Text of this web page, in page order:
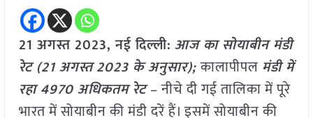
21 अगस्त 2023, नई दिल्ली: आज का सोयाबीन मंडी
रेट (21 अगस्त2023 के अनुसार);कालापीपल मंडी में
रहा 4970 अधिकतम रेट– नीचे दी गई तालिका में पूरे
भारत में सोयाबीन की मंडी दरें हैं। इसमें सोयाबीन की